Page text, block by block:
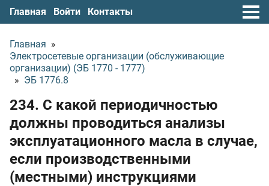
Главная Войти Контакты
Главная »
Электросетевые организации (обслуживающие
организации) (ЭБ 1770 - 1777)
» ЭБ 1776.8
234. С какой периодичностью
должны проводиться анализы
эксплуатационного масла в случае,
если производственными
(местными) инструкциями